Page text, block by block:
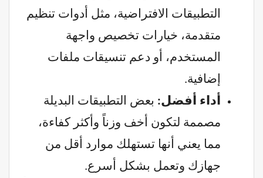
التطبيقات الافتراضية، مثل أدوات تنظيم
متقدمة، خيارات تخصيص واجهة
المستخدم، أو دعم تنسيقات ملفات
إضافية.
أداء أفضل: بعض التطبيقات البديلة
مصممة لتكون أخف وزناً وأكثر كفاءة،
مما يعني أنها تستهلك موارد أقل من
جهازك وتعمل بشكل أسرع.